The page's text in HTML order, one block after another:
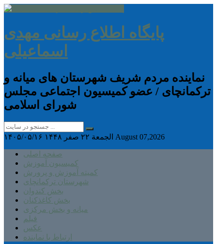
پایگاه اطلاع رسانی مهدی
اسماعیلی
نماینده مردم شریف شهرستان های میانه و
ترکمانچای / عضو کمیسیون اجتماعی مجلس
شورای اسلامی
۱۴۰۵/۰۵/۱۶ الجمعة ۲۲ صفر ۱۴۴۸ August 07,2026
صفحه اصلی
کمیسیون آموزش
کمیته آموزش و پرورش
شهرستان ترکمانچای
بخش کندوان
بخش کاغذکنان
میانه و بخش مرکزی
فیلم
عکس
ارتباط با نماینده